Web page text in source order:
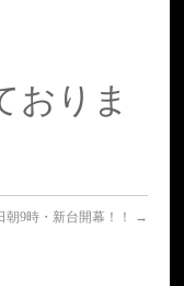
おりま
朝9時・新台開幕！！ →